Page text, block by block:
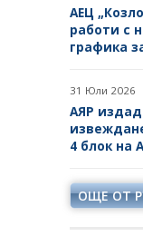
АЕЦ
работи с
графика
31 Юли 2026
АЯР
4 блок на
ОЩЕ ОТ